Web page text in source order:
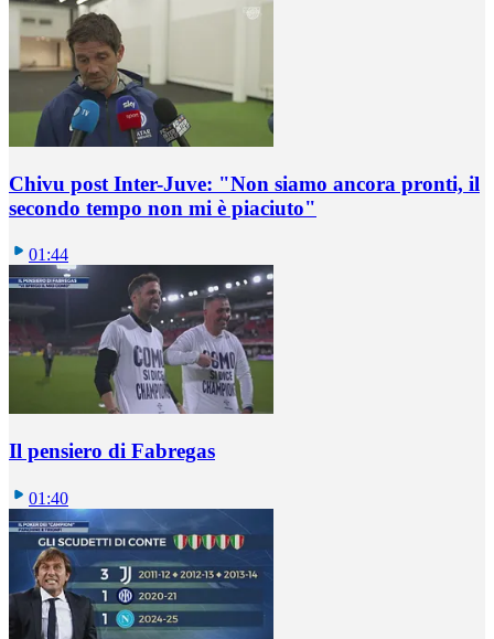
Chivu post Inter-Juve: "Non siamo ancora pronti, il
secondo tempo non mi è piaciuto"
01:44
Il pensiero di Fabregas
01:40